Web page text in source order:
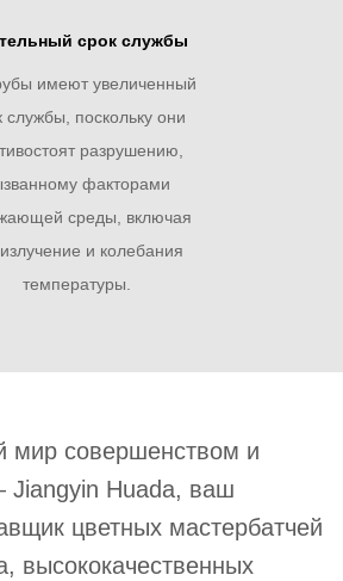
срок службы
имеют увеличенный
службы, поскольку они
разрушению,
факторами
среды, включая
и колебания
температуры.
мир совершенством и
Huada, ваш
цветных мастербатчей
высококачественных